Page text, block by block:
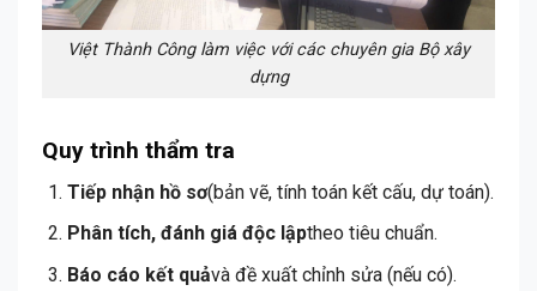
Việt Thành Công làm việc với các chuyên gia Bộ xây
dựng
Quy trình thẩm tra
Tiếp nhận hồ sơ(bản vẽ, tính toán kết cấu, dự toán).
Phân tích, đánh giá độc lậptheo tiêu chuẩn.
Báo cáo kết quảvà đề xuất chỉnh sửa (nếu có).